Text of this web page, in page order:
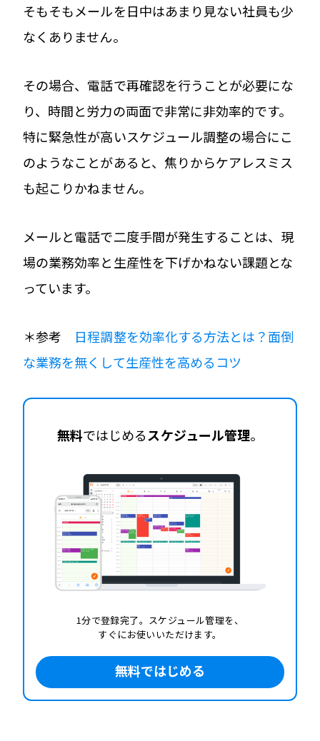
そもそもメールを日中はあまり見ない社員も少
なくありません。
その場合、電話で再確認を行うことが必要にな
り、時間と労力の両面で非常に非効率的です。
特に緊急性が高いスケジュール調整の場合にこ
のようなことがあると、焦りからケアレスミス
も起こりかねません。
メールと電話で二度手間が発生することは、現
場の業務効率と生産性を下げかねない課題とな
っています。
＊参考
日程調整を効率化する方法とは？面倒
な業務を無くして生産性を高めるコツ
無料ではじめるスケジュール管理。
1分で登録完了。スケジュール管理を、
すぐにお使いいただけます。
無料ではじめる